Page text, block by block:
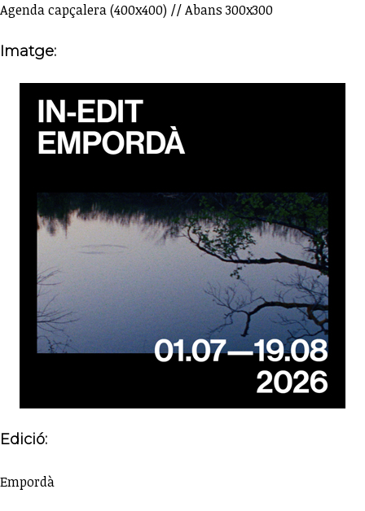
Agenda capçalera (400x400) // Abans 300x300
Imatge:
Edició:
Empordà